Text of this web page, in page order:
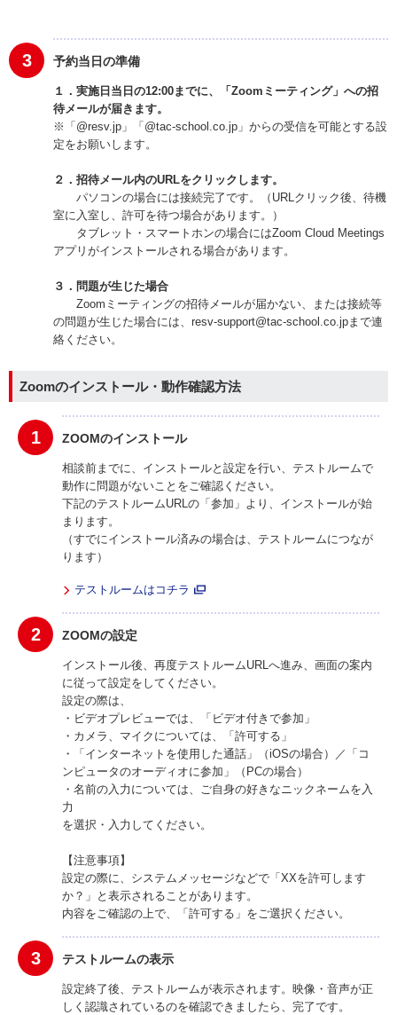
3 予約当日の準備
１．実施日当日の12:00までに、「Zoomミーティング」への招
待メールが届きます。
※「@resv.jp」「@tac-school.co.jp」からの受信を可能とする設
定をお願いします。
２．招待メール内のURLをクリックします。
パソコンの場合には接続完了です。（URLクリック後、待機
室に入室し、許可を待つ場合があります。）
タブレット・スマートホンの場合にはZoom Cloud Meetings
アプリがインストールされる場合があります。
３．問題が生じた場合
Zoomミーティングの招待メールが届かない、または接続等
の問題が生じた場合には、resv-support@tac-school.co.jpまで連
絡ください。
Zoomのインストール・動作確認方法
1 ZOOMのインストール
相談前までに、インストールと設定を行い、テストルームで
動作に問題がないことをご確認ください。
下記のテストルームURLの「参加」より、インストールが始
まります。
（すでにインストール済みの場合は、テストルームにつなが
ります）
テストルームはコチラ
2 ZOOMの設定
インストール後、再度テストルームURLへ進み、画面の案内
に従って設定をしてください。
設定の際は、
・ビデオプレビューでは、「ビデオ付きで参加」
・カメラ、マイクについては、「許可する」
・「インターネットを使用した通話」（iOSの場合）／「コ
ンピュータのオーディオに参加」（PCの場合）
・名前の入力については、ご自身の好きなニックネームを入
力
を選択・入力してください。
【注意事項】
設定の際に、システムメッセージなどで「XXを許可します
か？」と表示されることがあります。
内容をご確認の上で、「許可する」をご選択ください。
3 テストルームの表示
設定終了後、テストルームが表示されます。映像・音声が正
しく認識されているのを確認できましたら、完了です。